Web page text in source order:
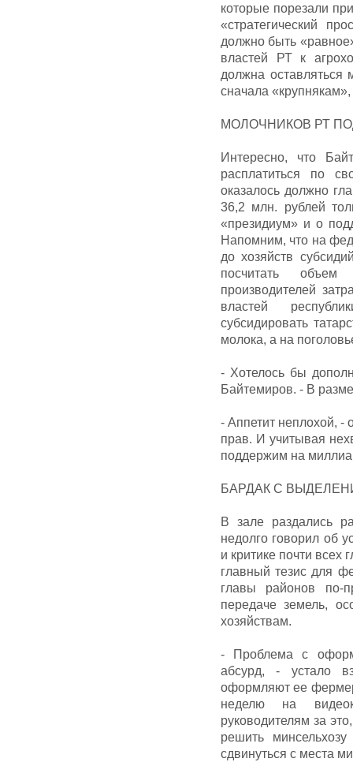
которые порезали
«стратегический
должно быть
властей РТ к
должна оставляться
сначала
МОЛОЧНИКОВ РТ
Интересно, что
расплатиться по
оказалось должно
36,2 млн. рублей
«президиум» и о
Напомним, что на
до хозяйств
посчитать объем
производителей
властей
субсидировать
молока, а на
- Хотелось бы
Байтемиров. - В
- Аппетит неплохой,
прав. И учитывая
поддержим на
БАРДАК С
В зале раздались
недолго говорил об
и критике почти
главный тезис для
главы районов по-
передаче земель,
хозяйствам.
- Проблема с
абсурд, - устало
оформляют ее
неделю на
руководителям за
решить
сдвинуться с места